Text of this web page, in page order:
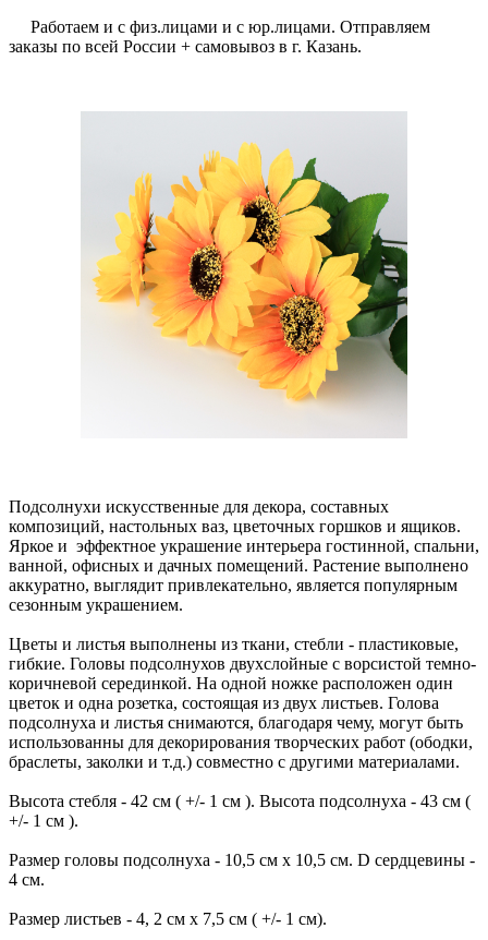
Работаем и с физ.лицами и с юр.лицами. Отправляем
заказы по всей России + самовывоз в г. Казань.
Подсолнухи искусственные для декора, составных
композиций, настольных ваз, цветочных горшков и ящиков.
Яркое и эффектное украшение интерьера гостинной, спальни,
ванной, офисных и дачных помещений. Растение выполнено
аккуратно, выглядит привлекательно, является популярным
сезонным украшением.
Цветы и листья выполнены из ткани, стебли - пластиковые,
гибкие. Головы подсолнухов двухслойные с ворсистой темно-
коричневой серединкой. На одной ножке расположен один
цветок и одна розетка, состоящая из двух листьев. Голова
подсолнуха и листья снимаются, благодаря чему, могут быть
использованны для декорирования творческих работ (ободки,
браслеты, заколки и т.д.) совместно с другими материалами.
Высота стебля - 42 см ( +/- 1 см ). Высота подсолнуха - 43 см (
+/- 1 см ).
Размер головы подсолнуха - 10,5 см х 10,5 см. D сердцевины -
4 см.
Размер листьев - 4, 2 см х 7,5 см ( +/- 1 см).